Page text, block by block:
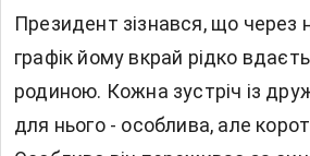
Президент зізнався, що через
графік йому вкрай рідко
родиною. Кожна зустріч із
для нього - особлива, але